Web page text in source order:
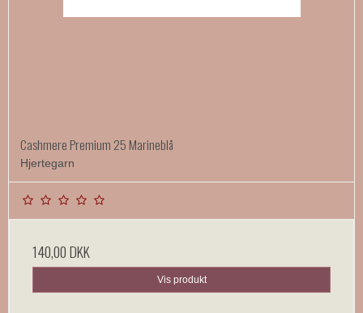
Cashmere Premium 25 Marineblå
Hjertegarn
140,00 DKK
Vis produkt